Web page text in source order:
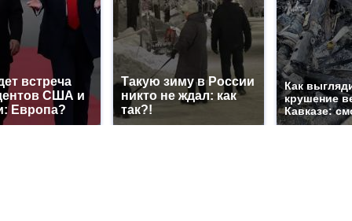
встреча
США и
Европа?
Такую зиму в России
никто не ждал: как
так?!
Как
крушение
Кавказе: